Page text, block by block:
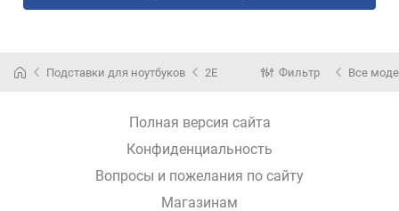
Подставки для ноутбуков 2E Фильтр Все
Полная версия сайта
Конфиденциальность
Вопросы и пожелания по сайту
Магазинам